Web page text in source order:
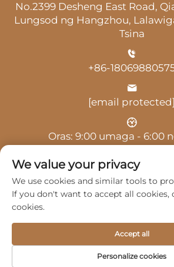
No.2399 Desheng East Road,
Lungsod ng Hangzhou,
Tsina
+86-
[email protected]
Oras: 9:00 umaga - 6:00
Service Co., Ltd. -
Patakaran
Mga Produkto Serbisyo
Makipag-ugnayan sa
We value your privacy
We use cookies and similar tools to
If you don't want to accept all cookies,
cookies.
Personalize cookies
Accept all